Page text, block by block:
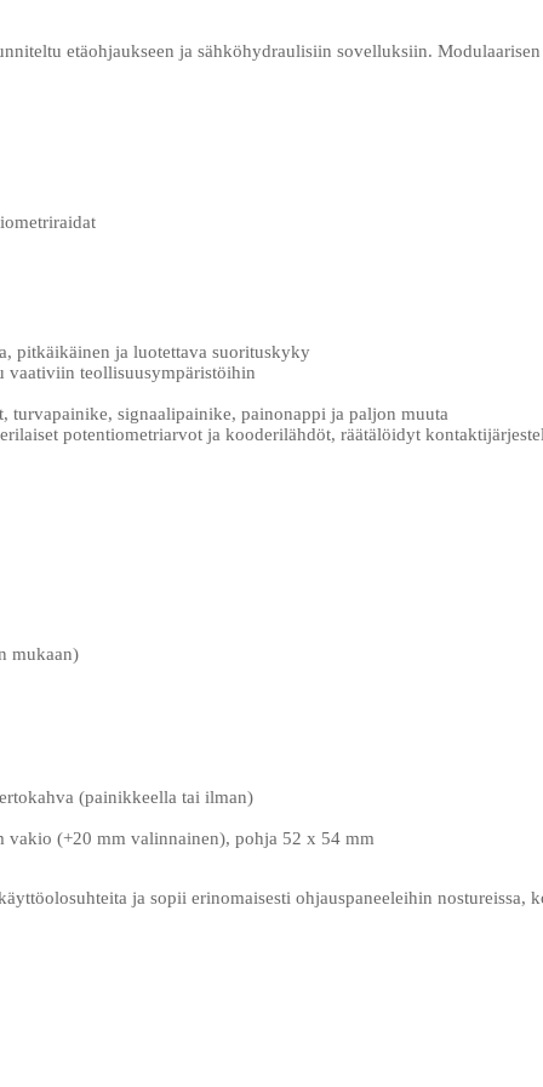
etäohjaukseen ja sähköhydraulisiin sovelluksiin. Modulaarisen
pitkäikäinen ja luotettava suorituskyky
vaativiin teollisuusympäristöihin
turvapainike, signaalipainike, painonappi ja paljon muuta
potentiometriarvot ja kooderilähdöt, räätälöidyt
mukaan)
(painikkeella tai ilman)
vakio (+20 mm valinnainen), pohja 52 x 54 mm
ja sopii erinomaisesti ohjauspaneeleihin nostureissa,